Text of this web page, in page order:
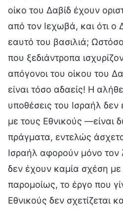
οίκο του Δαβίδ έχουν
από τον Ιεχωβά, και ότι ο
εαυτό του βασιλιά;
που ξεδιάντροπα
απόγονοι του οίκου του
είναι τόσο αδαείς! Η
υποθέσεις του Ισραήλ
με τους Εθνικούς —είναι
πράγματα, εντελώς
Ισραήλ αφορούν μόνο τον
δεν έχουν καμία σχέση με
παρομοίως, το έργο που
Εθνικούς δεν σχετίζεται